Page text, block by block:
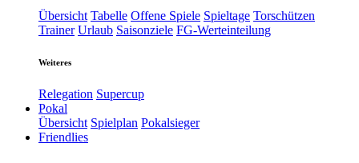
Übersicht Tabelle Offene Spiele Spieltage Torschützen
Trainer Urlaub Saisonziele FG-Werteinteilung
Weiteres
Relegation Supercup
Pokal
Übersicht Spielplan Pokalsieger
Friendlies